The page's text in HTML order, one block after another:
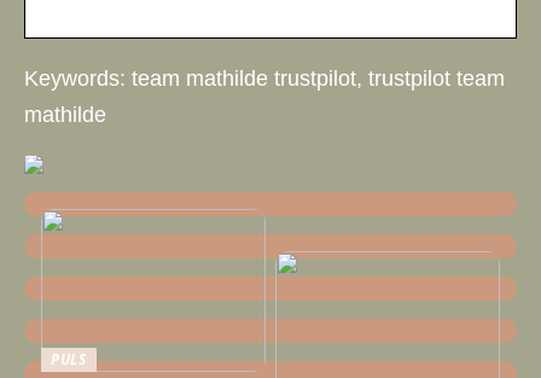
Keywords: team mathilde trustpilot, trustpilot team
mathilde
PULS